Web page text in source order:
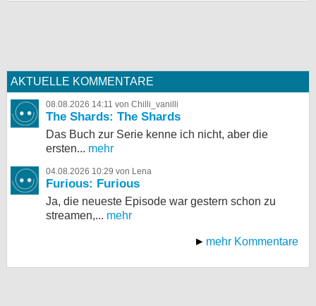
AKTUELLE KOMMENTARE
08.08.2026 14:11 von Chilli_vanilli
The Shards: The Shards
Das Buch zur Serie kenne ich nicht, aber die
ersten... mehr
04.08.2026 10:29 von Lena
Furious: Furious
Ja, die neueste Episode war gestern schon zu
streamen,... mehr
mehr Kommentare